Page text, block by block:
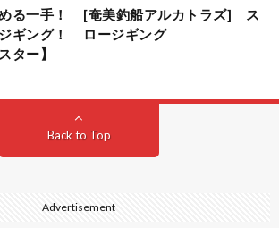
る一手！
ギング！
ター】
[奄美釣船アルカトラズ] ス
ロージギング
Back to Top
Advertisement